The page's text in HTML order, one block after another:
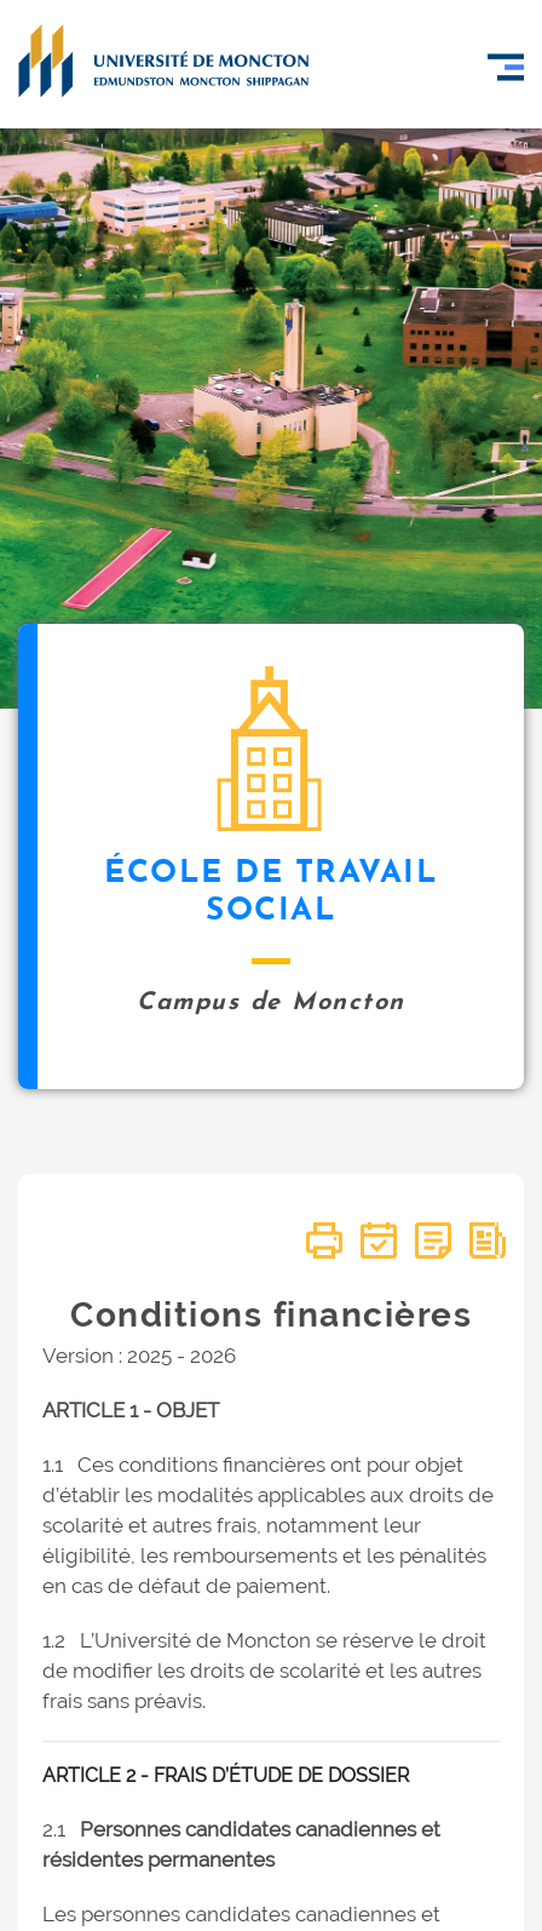
ÉCOLE DE TRAVAIL
SOCIAL
Campus de Moncton
Conditions financières
Version : 2025 - 2026
ARTICLE 1 - OBJET
1.1 Ces conditions financières ont pour objet
d’établir les modalités applicables aux droits de
scolarité et autres frais, notamment leur
éligibilité, les remboursements et les pénalités
en cas de défaut de paiement.
1.2 L’Université de Moncton se réserve le droit
de modifier les droits de scolarité et les autres
frais sans préavis.
ARTICLE 2 - FRAIS D’ÉTUDE DE DOSSIER
2.1 Personnes candidates canadiennes et
résidentes permanentes
Les personnes candidates canadiennes et